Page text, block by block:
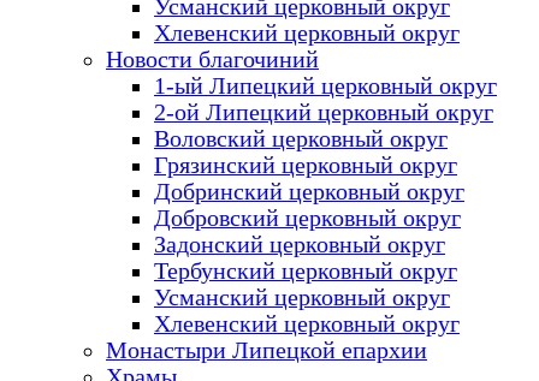
Усманский церковный округ
Хлевенский церковный округ
Новости благочиний
1-ый Липецкий церковный округ
2-ой Липецкий церковный округ
Воловский церковный округ
Грязинский церковный округ
Добринский церковный округ
Добровский церковный округ
Задонский церковный округ
Тербунский церковный округ
Усманский церковный округ
Хлевенский церковный округ
Монастыри Липецкой епархии